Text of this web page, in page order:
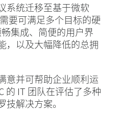
系统迁移至基于微软
要可满足多个目标的硬
集成、简便的用户界
，以及大幅降低的总拥
意并可帮助企业顺利运
的 IT 团队在评估了多种
解决方案。